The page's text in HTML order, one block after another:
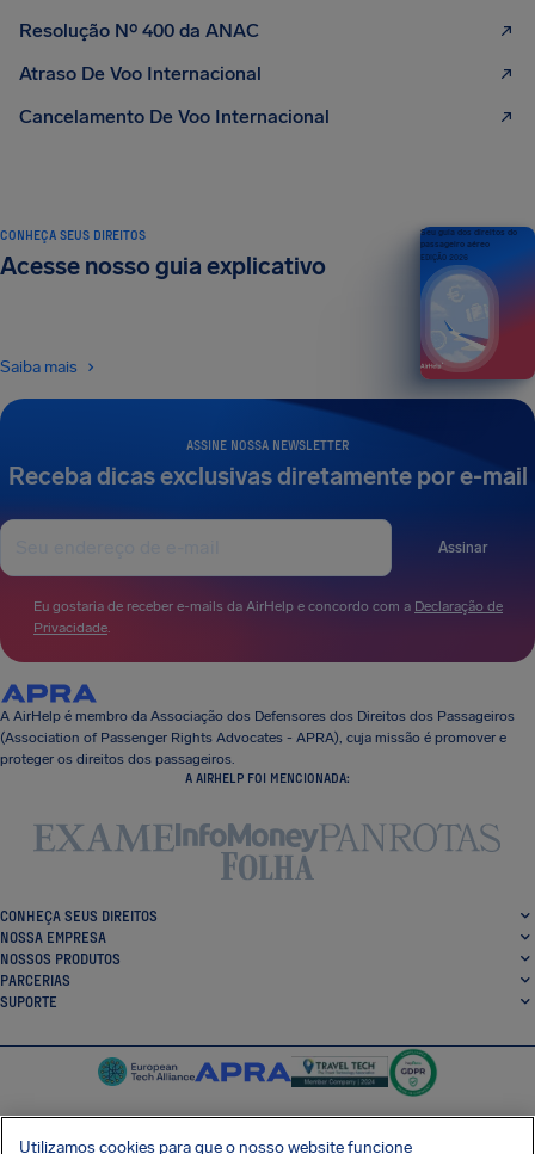
Resolução Nº 400 da ANAC
Atraso De Voo Internacional
Cancelamento De Voo Internacional
ASSINE NOSSA NEWSLETTER
Receba dicas exclusivas diretamente por e-mail
Assinar
Eu gostaria de receber e-mails da AirHelp e concordo com a Declaração de
Privacidade.
CONHEÇA SEUS DIREITOS
Acesse nosso guia explicativo
Saiba mais
Seu guia dos direitos do
passageiro aéreo
EDIÇÃO 2026
A AirHelp é membro da Associação dos Defensores dos Direitos dos Passageiros
(Association of Passenger Rights Advocates - APRA), cuja missão é promover e
proteger os direitos dos passageiros.
A AIRHELP FOI MENCIONADA:
CONHEÇA SEUS DIREITOS
NOSSA EMPRESA
NOSSOS PRODUTOS
PARCERIAS
SUPORTE
Utilizamos cookies para que o nosso website funcione